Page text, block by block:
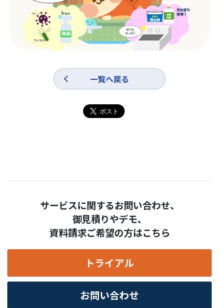
一覧へ戻る
サービスに関するお問い合わせ、
御見積りやデモ、
資料請求ご希望の方はこちら
トライアル
お問い合わせ